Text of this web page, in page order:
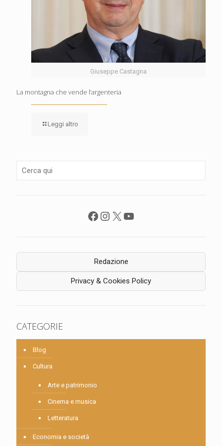
Giuseppe Castagna
La montagna che vende l’argenteria
Leggi altro
Facebook
Instagram
X YouTube
Redazione
Privacy & Cookies Policy
CATEGORIE
Blog
Cultura
Arte e patrimonio
Cinema e musica
Letteratura
Economia e società